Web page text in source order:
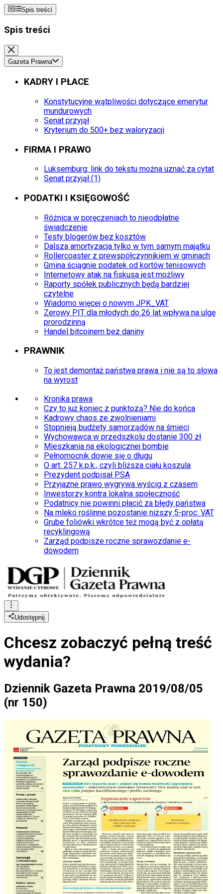
Spis treści
Spis treści
Gazeta Prawna
KADRY I PŁACE
Konstytucyjne wątpliwości dotyczące emerytur
mundurowych
Senat przyjął
Kryterium do 500+ bez waloryzacji
FIRMA I PRAWO
Luksemburg: link do tekstu można uznać za cytat
Senat przyjął (1)
PODATKI I KSIĘGOWOŚĆ
Różnica w poręczeniach to nieodpłatne
świadczenie
Testy blogerów bez kosztów
Dalsza amortyzacja tylko w tym samym majątku
Rollercoaster z prewspółczynnikiem w gminach
Gmina ściągnie podatek od kortów tenisowych
Internetowy atak na fiskusa jest możliwy
Raporty spółek publicznych będą bardziej
czytelne
Wiadomo więcej o nowym JPK_VAT
Zerowy PIT dla młodych do 26 lat wpływa na ulgę
prorodzinną
Handel bitcoinem bez daniny
PRAWNIK
To jest demontaż państwa prawa i nie są to słowa
na wyrost
Kronika prawa
Czy to już koniec z punktozą? Nie do końca
Kadrowy chaos ze zwolnieniami
Stopnieją budżety samorządów na śmieci
Wychowawca w przedszkolu dostanie 300 zł
Mieszkania na ekologicznej bombie
Pełnomocnik dowie się o długu
O art. 257 k.p.k., czyli bliższa ciału koszula
Prezydent podpisał PSA
Przyjazne prawo wygrywa wyścig z czasem
Inwestorzy kontra lokalna społeczność
Podatnicy nie powinni płacić za błędy państwa
Na mleko roślinne pozostanie niższy 5-proc. VAT
Grube foliówki wkrótce też mogą być z opłatą
recyklingową
Zarząd podpisze roczne sprawozdanie e-
dowodem
Udostępnij
Chcesz zobaczyć pełną treść
wydania?
Dziennik Gazeta Prawna 2019/08/05
(nr 150)